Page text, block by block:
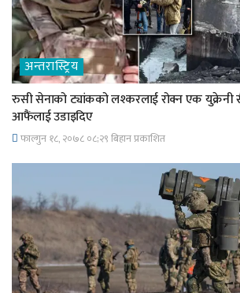
अन्तरास्ट्रिय
रुसी सेनाको ट्यांकको लश्करलाई रोक्न एक
आफैंलाई उडाइदिए
फाल्गुन १८, २०७८ ०८;२९ बिहान प्रकाशित